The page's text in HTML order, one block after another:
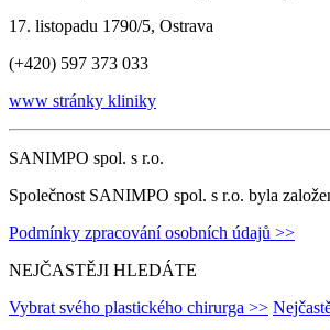
17. listopadu 1790/5, Ostrava
(+420) 597 373 033
www stránky kliniky
SANIMPO spol. s r.o.
Společnost SANIMPO spol. s r.o. byla
Podmínky zpracování osobních údajů >>
NEJČASTĚJI HLEDÁTE
Vybrat svého plastického chirurga >>